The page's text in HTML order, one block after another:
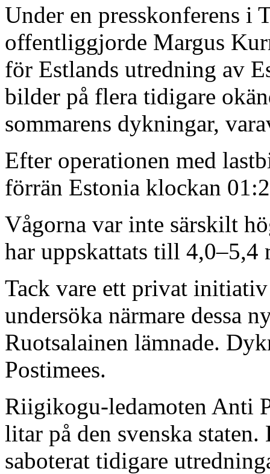
Under en presskonferens i
offentliggjorde Margus
för Estlands utredning av
bilder på flera tidigare
sommarens dykningar,
Efter operationen med
förrän Estonia klockan
Vågorna var inte särskilt
har uppskattats till
Tack vare ett privat
undersöka närmare dessa
Ruotsalainen lämnade.
Postimees.
Riigikogu-ledamoten Anti
litar på den svenska
saboterat tidigare